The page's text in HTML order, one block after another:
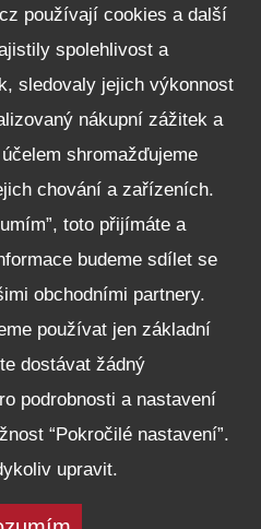
zaměstnání
řád
údajů pro zákazníky
společníky na jejich práva
cookies
POPTAT VŮZ
Plzeňská 1444, 349 01 Stříbro
používají cookies a další
spolehlivost a
sledovaly jejich výkonnost
nákupní zážitek a
shromažďujeme
chování a zařízeních.
toto přijímáte a
budeme sdílet se
obchodními partnery.
používat jen základní
dostávat žádný
podrobnosti a nastavení
“Pokročilé nastavení”.
upravit.